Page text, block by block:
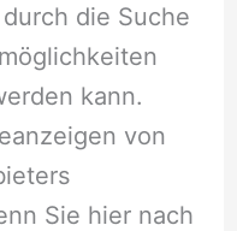
die Suche
kann.
von
Sie hier nach